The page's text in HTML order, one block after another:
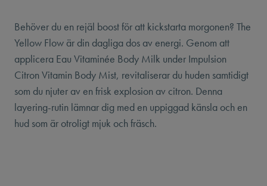
Behöver du en rejäl boost för att kickstarta morgonen? The
Yellow Flow är din dagliga dos av energi. Genom att
applicera Eau Vitaminée Body Milk under Impulsion
Citron Vitamin Body Mist, revitaliserar du huden samtidigt
som du njuter av en frisk explosion av citron. Denna
layering-rutin lämnar dig med en uppiggad känsla och en
hud som är otroligt mjuk och fräsch.